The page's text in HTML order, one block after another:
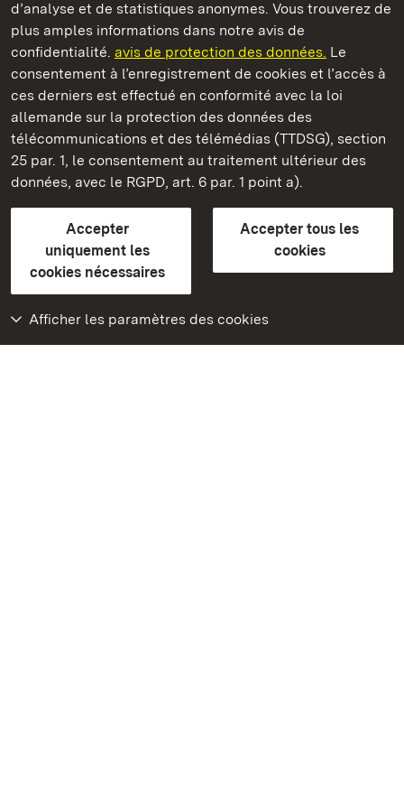
d’analyse et de statistiques anonymes. Vous trouverez de
plus amples informations dans notre avis de
confidentialité. avis de protection des données. Le
consentement à l’enregistrement de cookies et l’accès à
ces derniers est effectué en conformité avec la loi
allemande sur la protection des données des
télécommunications et des télémédias (TTDSG), section
25 par. 1, le consentement au traitement ultérieur des
données, avec le RGPD, art. 6 par. 1 point a).
Accepter
uniquement les
cookies nécessaires
Accepter tous les
cookies
Afficher les paramètres des cookies
Château de Solitude
Châteaux et jardins publics du Bade-Wurtemberg
FAQ et réponsesMentions légalesProtection des données
Explications sur l’accessibilité
BITV-konform (geprüfte Seiten)
plus loin
Accueil
Monuments
Rendez-nous visite